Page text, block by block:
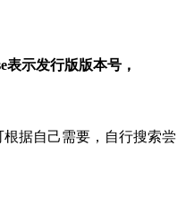
示发行版版本号，
据自己需要，自行搜索尝